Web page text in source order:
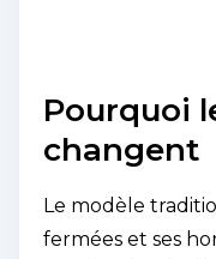
Pourquoi
changent
Le modèle
fermées et ses